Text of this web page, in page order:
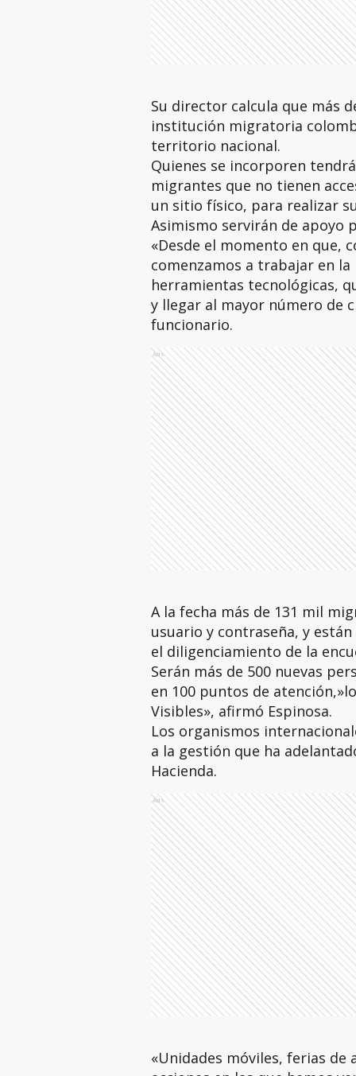
Su director calcula que más
institución migratoria
territorio nacional.
Quienes se incorporen
migrantes que no tienen
un sitio físico, para realizar
Asimismo servirán de apoyo
«Desde el momento en que,
comenzamos a trabajar en
herramientas tecnológicas,
y llegar al mayor número de
funcionario.
Ads
A la fecha más de 131 mil
usuario y contraseña, y
el diligenciamiento de la
Serán más de 500 nuevas
en 100 puntos de
Visibles», afirmó Espinosa.
Los organismos
a la gestión que ha
Hacienda.
Ads
«Unidades móviles, ferias